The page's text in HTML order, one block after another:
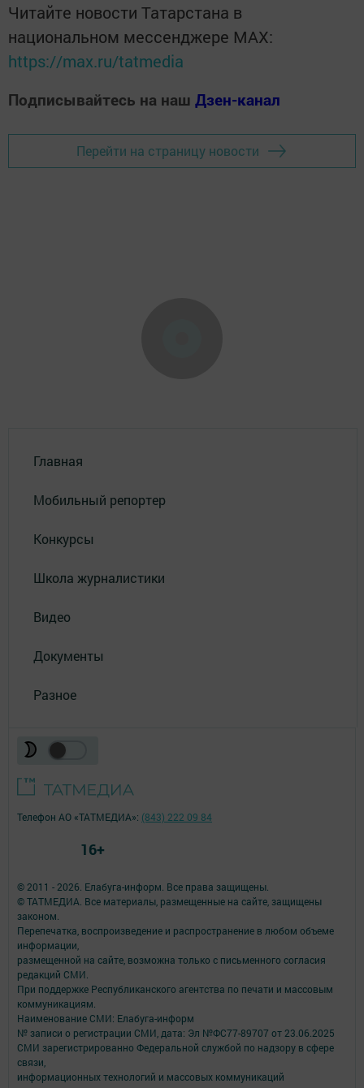
Читайте новости Татарстана в
национальном мессенджере MАХ:
https://max.ru/tatmedia
Подписывайтесь на наш Дзен-канал
Перейти на страницу новости
Главная
Мобильный репортер
Конкурсы
Школа журналистики
Видео
Документы
Разное
© 2011 - 2026. Елабуга-информ. Все права защищены.
© ТАТМЕДИА. Все материалы, размещенные на сайте, защищены
законом.
Перепечатка, воспроизведение и распространение в любом объеме
информации,
размещенной на сайте, возможна только с письменного согласия
редакций СМИ.
При поддержке Республиканского агентства по печати и массовым
коммуникациям.
Наименование СМИ: Елабуга-информ
№ записи о регистрации СМИ, дата: Эл №ФС77-89707 от 23.06.2025
СМИ зарегистрированно Федеральной службой по надзору в сфере
связи,
информационных технологий и массовых коммуникаций
Телефон АО «ТАТМЕДИА»: (843) 222 09 84
16+